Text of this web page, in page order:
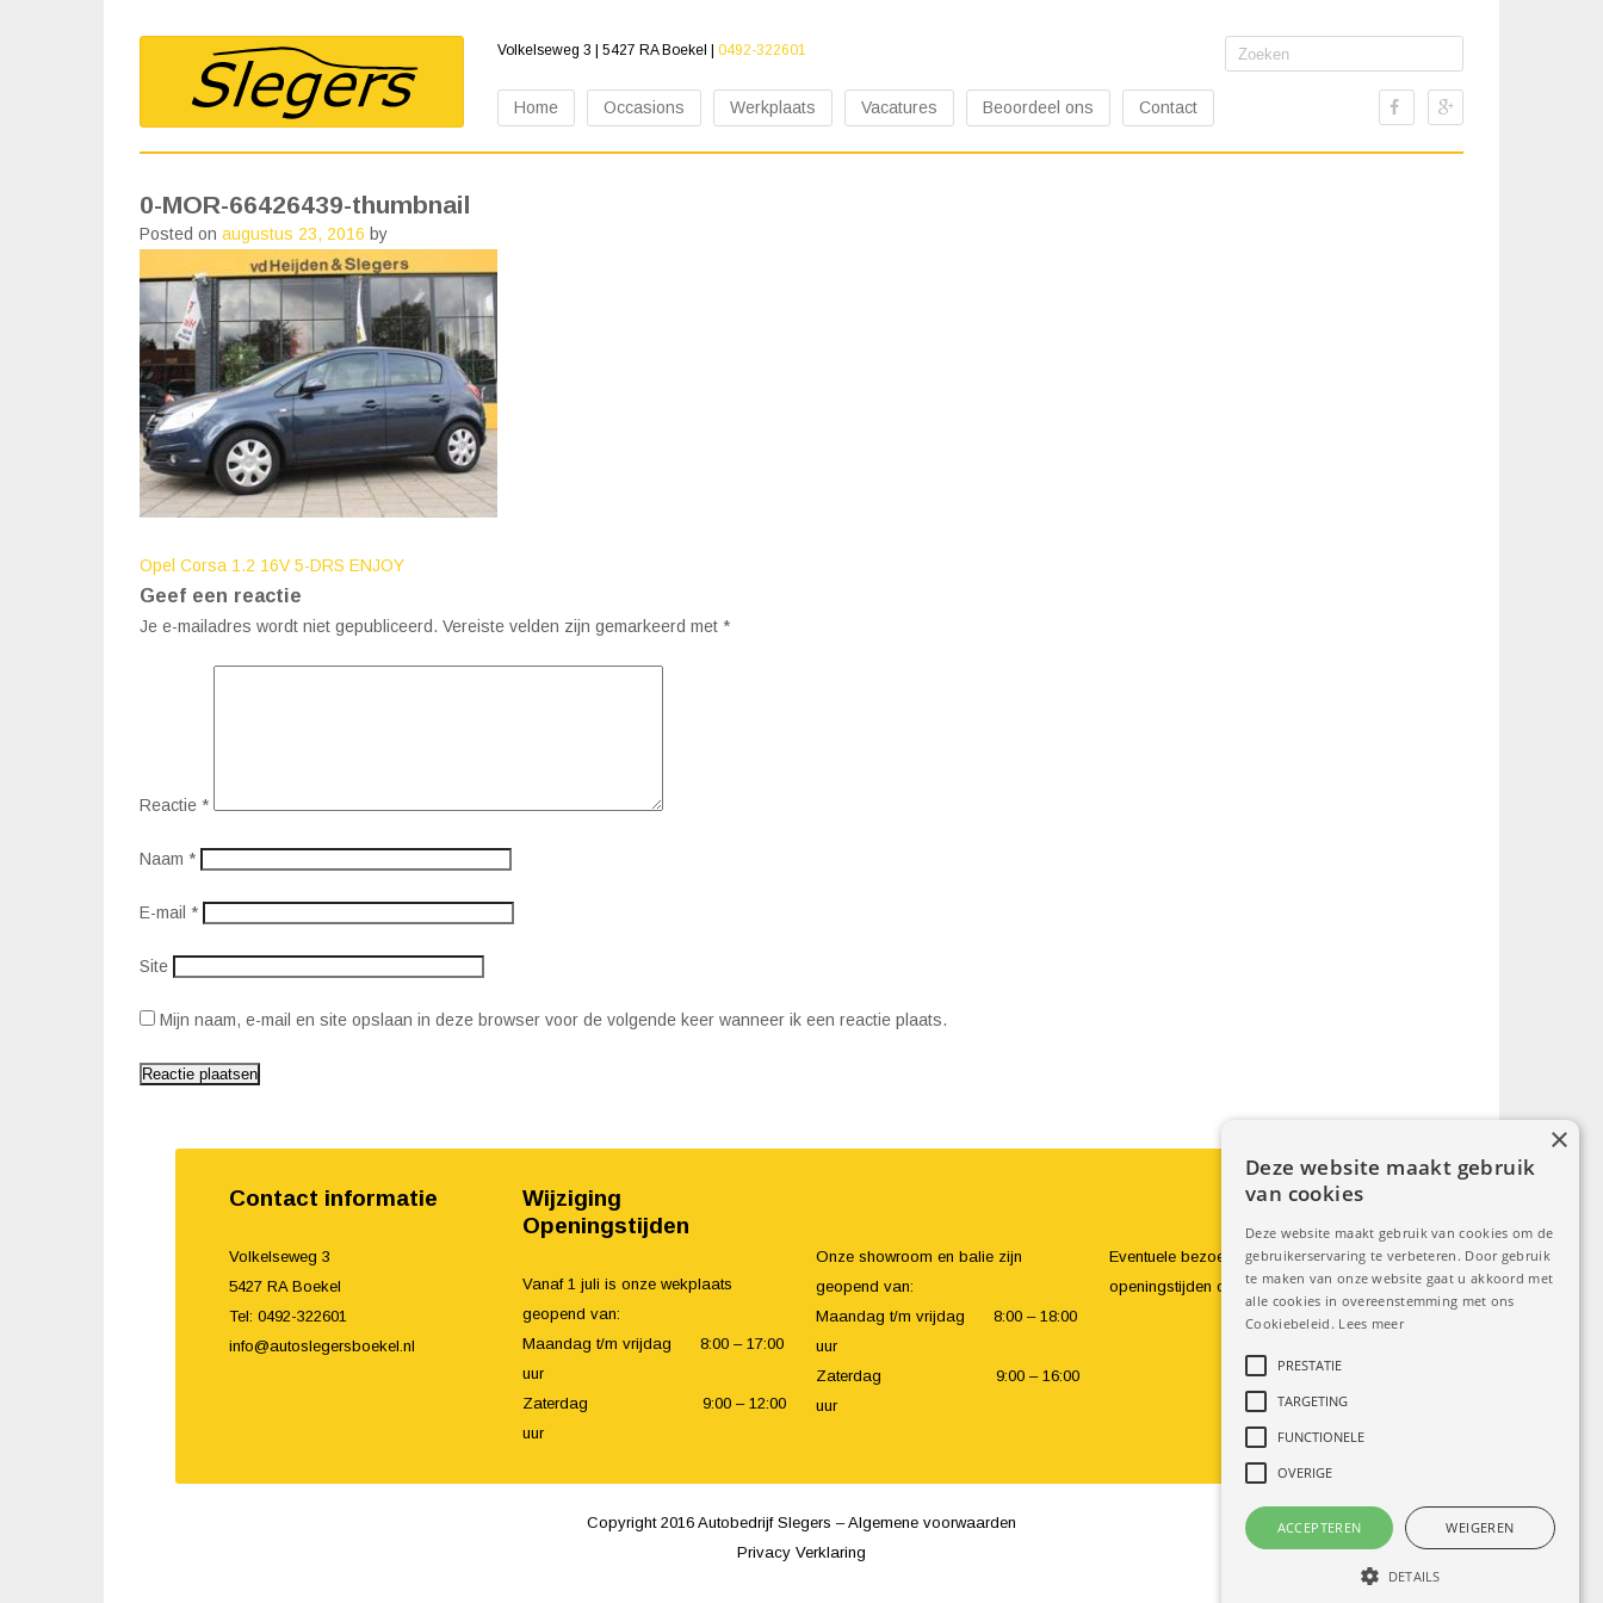
Search
Volkelseweg 3 | 5427 RA Boekel | 0492-322601
Home Occasions Werkplaats Vacatures Beoordeel ons Contact
0-MOR-66426439-thumbnail
Posted on augustus 23, 2016 by
Bericht
navigatie
Opel Corsa 1.2 16V 5-DRS ENJOY
Geef een reactie
Je e-mailadres wordt niet gepubliceerd. Vereiste velden zijn gemarkeerd met *
Reactie *
Naam *
E-mail *
Site
Mijn naam, e-mail en site opslaan in deze browser voor de volgende keer wanneer ik een reactie plaats.
Contact informatie
Volkelseweg 3
5427 RA Boekel
Tel: 0492-322601
info@autoslegersboekel.nl
Wijziging
Openingstijden
Vanaf 1 juli is onze wekplaats
geopend van:
Maandag t/m vrijdag 8:00 – 17:00
uur
Zaterdag 9:00 – 12:00
uur
Onze showroom en balie zijn
geopend van:
Maandag t/m vrijdag 8:00 – 18:00
uur
Zaterdag 9:00 – 16:00
uur
Eventuele bezoeken buiten de
openingstijden om zijn te bespreken.
Copyright 2016 Autobedrijf Slegers –Algemene voorwaarden
Privacy Verklaring
Deze website maakt gebruik
van cookies
Deze website maakt gebruik van cookies om de
gebruikerservaring te verbeteren. Door gebruik
te maken van onze website gaat u akkoord met
alle cookies in overeenstemming met ons
Cookiebeleid. Lees meer
PRESTATIE
TARGETING
FUNCTIONELE
OVERIGE
ACCEPTEREN WEIGEREN
DETAILS
×